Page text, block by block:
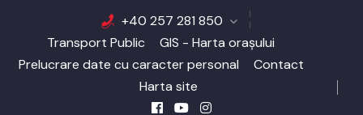
+40 257 281 850
Transport Public
GIS - Harta orașului
Prelucrare date cu caracter personal
Contact
Harta site